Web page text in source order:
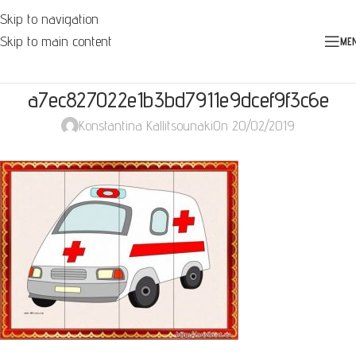
Skip to navigation
Skip to main content
a7ec827022e1b3bd7911e9dcef9f3c6e
Konstantina KallitsounakiOn 20/02/2019